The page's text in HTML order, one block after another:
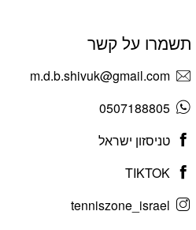
תשמרו על קשר
m.d.b.shivuk@gmail.com
0507188805
טניסזון ישראל
TIKTOK
tenniszone_israel